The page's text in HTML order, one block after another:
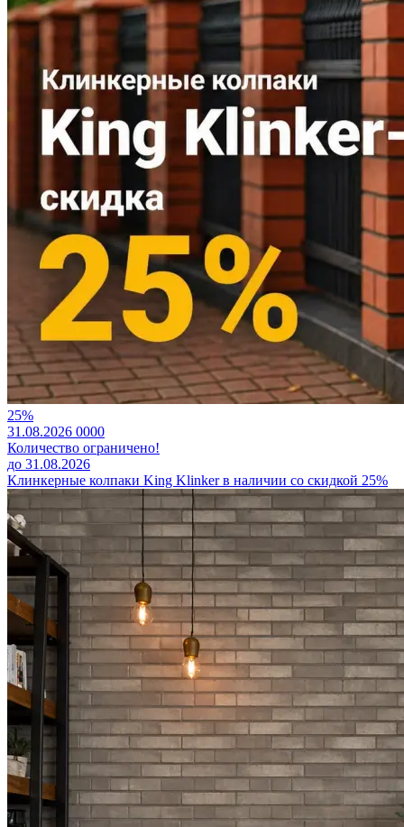
25%
31.08.2026 0000
Количество ограничено!
до 31.08.2026
Клинкерные колпаки King Klinker в наличии со скидкой 25%